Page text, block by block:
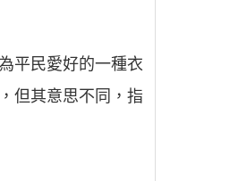
平民愛好的一種衣
但其意思不同，指